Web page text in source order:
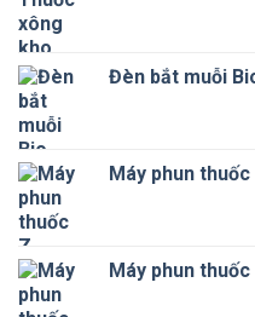
Đèn bắt muỗi
Máy phun
Máy phun